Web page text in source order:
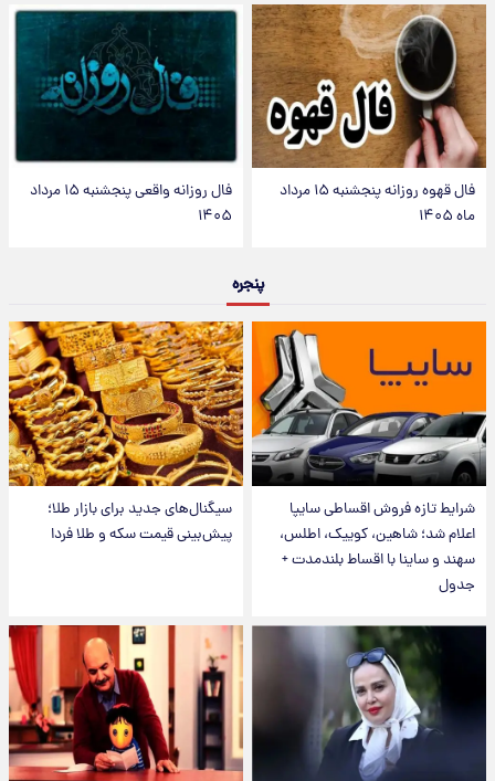
فال قهوه روزانه پنجشنبه ۱۵ مرداد
ماه ۱۴۰۵
فال روزانه واقعی پنجشنبه ۱۵ مرداد
۱۴۰۵
پنجره
شرایط تازه فروش اقساطی سایپا
اعلام شد؛ شاهین، کوییک، اطلس،
سهند و ساینا با اقساط بلندمدت +
جدول
سیگنال‌های جدید برای بازار طلا؛
پیش‌بینی قیمت سکه و طلا فردا